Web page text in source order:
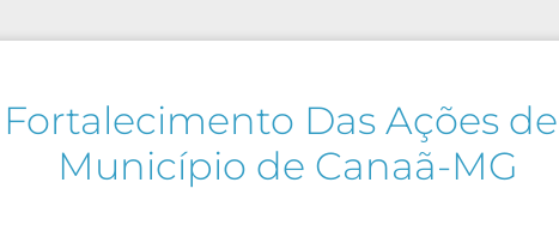
Das Ações
Município de Canaã-MG